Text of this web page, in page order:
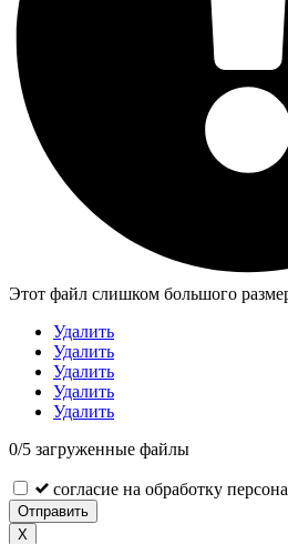
Этот файл слишком большого
Удалить
Удалить
Удалить
Удалить
Удалить
0/5 загруженные файлы
согласие на обработку
Отправить
X